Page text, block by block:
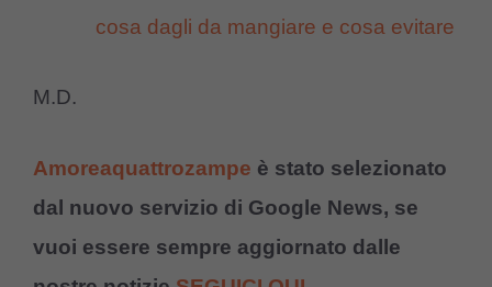
cosa dagli da mangiare e cosa evitare
M.D.
Amoreaquattrozampe è stato selezionato
dal nuovo servizio di Google News, se
vuoi essere sempre aggiornato dalle